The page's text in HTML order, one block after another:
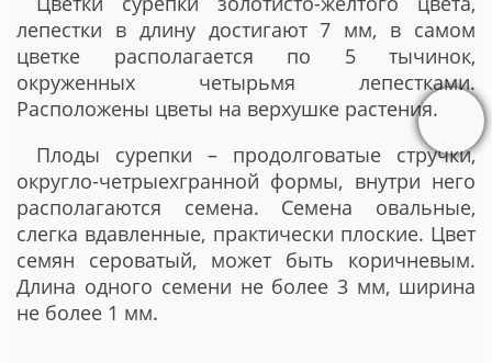
лепестки в длину достигают 7 мм, в самом
цветке располагается по 5 тычинок,
окруженных четырьмя лепестками.
Расположены цветы на верхушке растения.
Плоды сурепки – продолговатые стручки,
округло-четрыехгранной формы, внутри него
располагаются семена. Семена овальные,
слегка вдавленные, практически плоские. Цвет
семян сероватый, может быть коричневым.
Длина одного семени не более 3 мм, ширина
не более 1 мм.